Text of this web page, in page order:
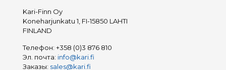
Kari-Finn Oy
Koneharjunkatu 1, FI-15850 LAHTI
FINLAND
Телефон: +358 (0)3 876 810
Эл. почта: info@kari.fi
Заказы: sales@kari.fi